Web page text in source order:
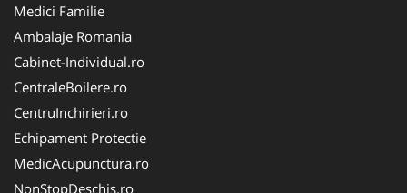
Medici Familie
Ambalaje Romania
Cabinet-Individual.ro
CentraleBoilere.ro
CentruInchirieri.ro
Echipament Protectie
MedicAcupunctura.ro
NonStopDeschis.ro